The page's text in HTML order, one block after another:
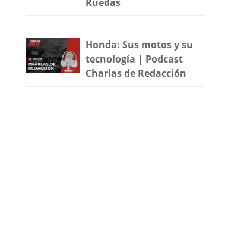
Ruedas
Honda: Sus motos y su
tecnología | Podcast
Charlas de Redacción